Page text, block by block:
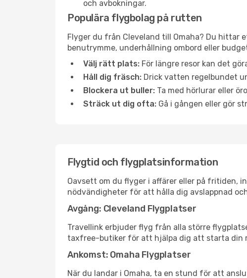
och avbokningar.
Populära flygbolag på rutten
Flyger du från Cleveland till Omaha? Du hittar
benutrymme, underhållning ombord eller
Välj rätt plats: För längre resor kan det
Håll dig fräsch: Drick vatten regelbundet
Blockera ut buller: Ta med hörlurar eller
Sträck ut dig ofta: Gå i gången eller gör
Flygtid och flygplatsinformation
Oavsett om du flyger i affärer eller på fritiden,
nödvändigheter för att hålla dig avslappnad
Avgång: Cleveland Flygplatser
Travellink erbjuder flyg från alla större
taxfree-butiker för att hjälpa dig att starta din
Ankomst: Omaha Flygplatser
När du landar i Omaha, ta en stund för att